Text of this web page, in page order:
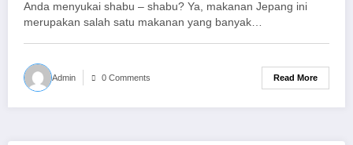
Anda menyukai shabu – shabu? Ya, makanan Jepang ini
merupakan salah satu makanan yang banyak…
Admin 0 Comments Read More